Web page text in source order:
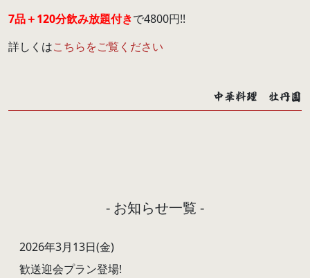
7品＋120分飲み放題付きで4800円!!
詳しくはこちらをご覧ください
中華料理 牡丹園
- お知らせ一覧 -
2026年3月13日(金)
歓送迎会プラン登場!